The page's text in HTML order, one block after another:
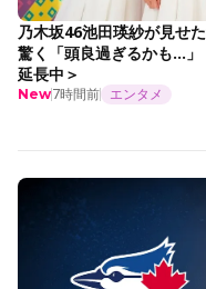
乃木坂46池田瑛紗が見せ
驚く「頭良過ぎるかも…
延長中＞
New7時間前 エンタメ